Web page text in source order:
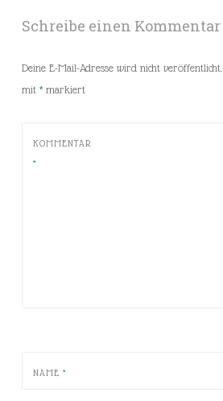
Schreibe einen Kommentar
Deine E-Mail-Adresse wird nicht veröffentlicht.
mit *markiert
KOMMENTAR
*
NAME *